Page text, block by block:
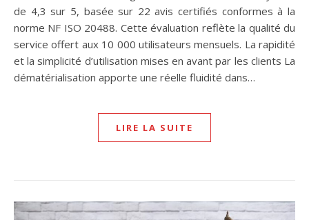
de 4,3 sur 5, basée sur 22 avis certifiés conformes à la
norme NF ISO 20488. Cette évaluation reflète la qualité du
service offert aux 10 000 utilisateurs mensuels. La rapidité
et la simplicité d’utilisation mises en avant par les clients La
dématérialisation apporte une réelle fluidité dans…
LIRE LA SUITE